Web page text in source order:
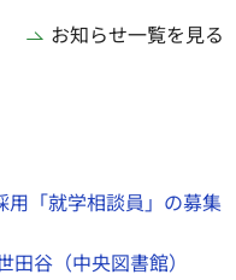
お知らせ一覧を見る
「就学相談員」の募集
谷（中央図書館）